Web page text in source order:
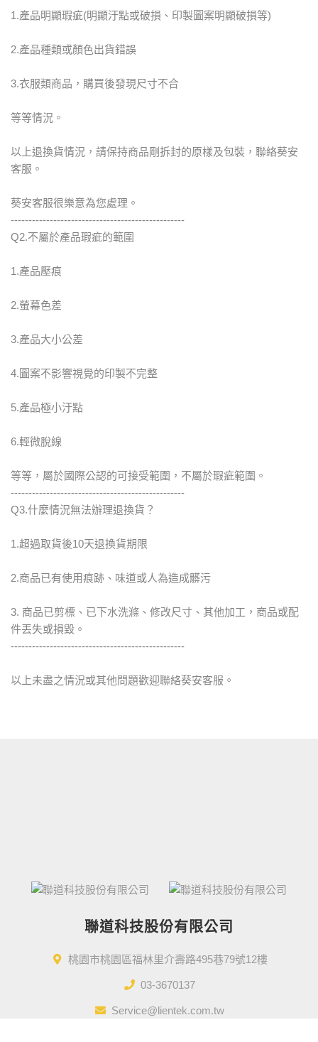
1.產品明顯瑕疵(明顯汙點或破損、印製圖案明顯破損等)
2.產品種類或顏色出貨錯誤
3.衣服類商品，購買後發現尺寸不合
等等情況。
以上退換貨情況，請保持商品剛拆封的原樣及包裝，聯絡葵安
客服。
葵安客服很樂意為您處理。
-------------------------------------------------
Q2.不屬於產品瑕疵的範圍
1.產品壓痕
2.螢幕色差
3.產品大小公差
4.圖案不影響視覺的印製不完整
5.產品極小汙點
6.輕微脫線
等等，屬於國際公認的可接受範圍，不屬於瑕疵範圍。
-------------------------------------------------
Q3.什麼情況無法辦理退換貨？
1.超過取貨後10天退換貨期限
2.商品已有使用痕跡、味道或人為造成髒污
3. 商品已剪標、已下水洗滌、修改尺寸、其他加工，商品或配
件丟失或損毀。
-------------------------------------------------
以上未盡之情況或其他問題歡迎聯絡葵安客服。
聯道科技股份有限公司
桃園市桃園區福林里介壽路495巷79號12樓
03-3670137
Service@lientek.com.tw